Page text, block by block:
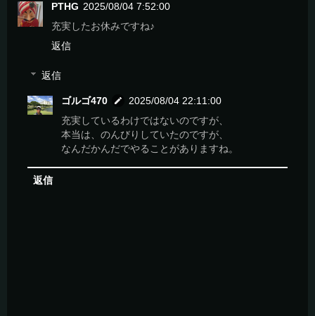
PTHG 2025/08/04 7:52:00
充実したお休みですね♪
返信
返信
ゴルゴ470
2025/08/04 22:11:00
充実しているわけではないのですが、
本当は、のんびりしていたのですが、
なんだかんだでやることがありますね。
返信